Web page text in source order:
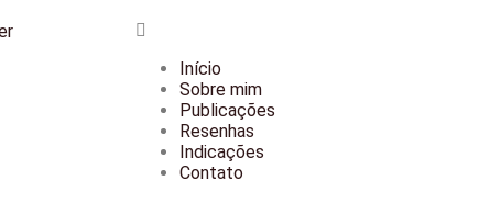
Início
Sobre mim
Publicações
Resenhas
Indicações
Contato